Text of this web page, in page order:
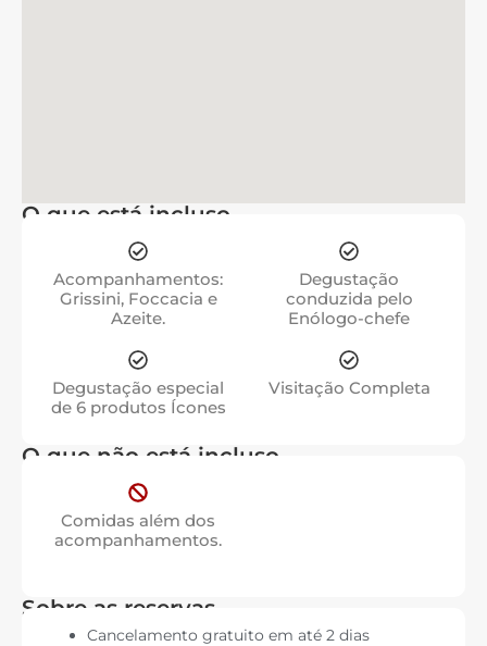
O que está incluso
Acompanhamentos:
Grissini, Foccacia e
Azeite.
Degustação
conduzida pelo
Enólogo-chefe
Degustação especial
de 6 produtos Ícones
Visitação Completa
O que não está incluso
Comidas além dos
acompanhamentos.
Sobre as reservas
Cancelamento gratuito em até 2 dias